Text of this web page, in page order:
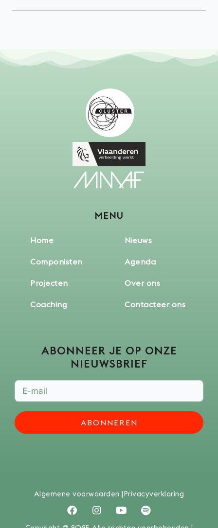
MENU
Home
Componisten
Projecten
Coaching
Nieuws
Agenda
Over ons
Contacteer ons
ABONNEER JE OP ONZE
NIEUWSBRIEF
ABONNEREN
F
a
c
I
n
s
Y
o
u
S
p
o
Algemene voorwaarden |Privacyverklaring